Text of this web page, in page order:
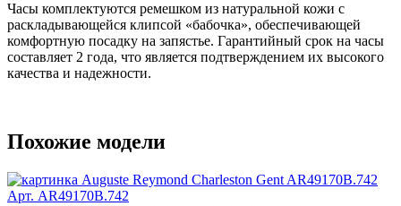
Часы комплектуются ремешком из натуральной кожи с
раскладывающейся клипсой «бабочка», обеспечивающей
комфортную посадку на запястье. Гарантийный срок на часы
составляет 2 года, что является подтверждением их высокого
качества и надежности.
Похожие модели
Арт. AR49170B.742